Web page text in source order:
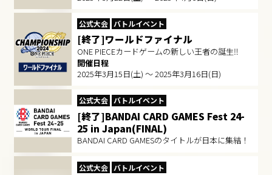
公式大会 バトルイベント
[終了]ワールドファイナル
ONE PIECEカードゲームの新しい王者の誕生‼
開催日程
2025年3月15日(土) ～ 2025年3月16日(日)
公式大会 バトルイベント
[終了]BANDAI CARD GAMES Fest 24-
25 in Japan(FINAL)
BANDAI CARD GAMESのタイトルが日本に集結！
公式大会 バトルイベント